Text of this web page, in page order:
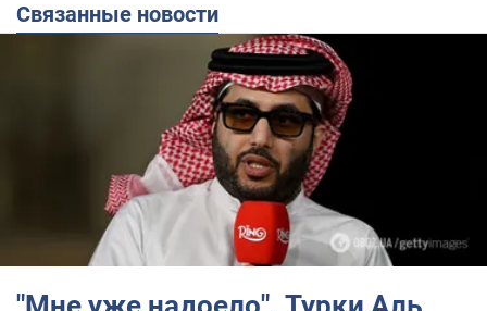
Связанные новости